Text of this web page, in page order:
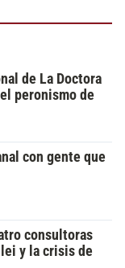
de La Doctora
peronismo de
con gente que
consultoras
y la crisis de